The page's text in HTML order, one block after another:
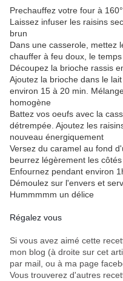
Prechauffez votre four à 160°
Laissez infuser les raisins
brun
Dans une casserole, mettez
chauffer à feu doux, le
Découpez la brioche rassis
Ajoutez la brioche dans le
environ 15 à 20 min.
homogène
Battez vos oeufs avec la
détrempée. Ajoutez les
nouveau énergiquement
Versez du caramel au fond
beurrez légèrement les côtés
Enfournez pendant environ
Démoulez sur l'envers et
Hummmmm un délice
Régalez vous
Si vous avez aimé cette
mon blog (à droite sur cet
par mail, ou à ma page
Vous trouverez d'autres